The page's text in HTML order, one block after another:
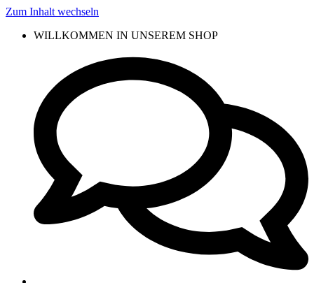
Zum Inhalt wechseln
WILLKOMMEN IN UNSEREM SHOP